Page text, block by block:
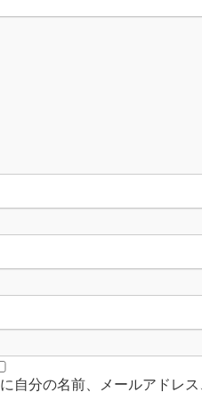
自分の名前、メールアドレ